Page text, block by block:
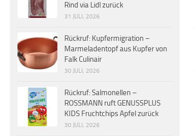
Rind via Lidl zurück
31 JULI, 2026
Rückruf: Kupfermigration –
Marmeladentopf aus Kupfer von
Falk Culinair
30 JULI, 2026
Rückruf: Salmonellen –
ROSSMANN ruft GENUSSPLUS
KIDS Fruchtchips Apfel zurück
30 JULI, 2026